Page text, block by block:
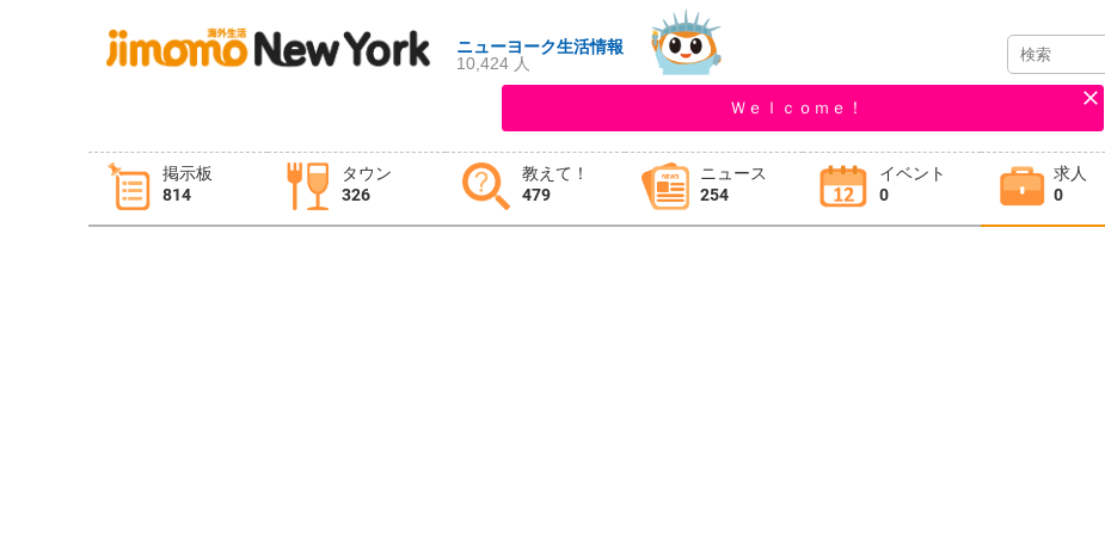
ニューヨーク生活情報
10,424 人
Ｗｅｌｃｏｍｅ！
掲示板
814
タウン
326
教えて！
479
ニュース
254
イベント
0
求人
0
タウン情報